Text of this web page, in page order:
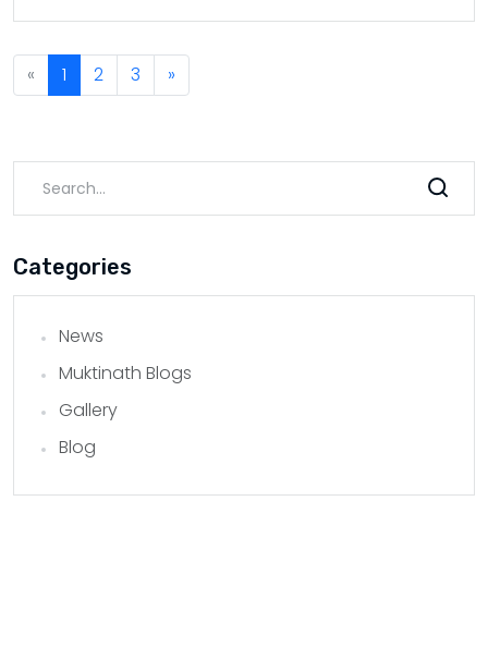
« Previous
1 2 3 »
Categories
News
Muktinath Blogs
Gallery
Blog